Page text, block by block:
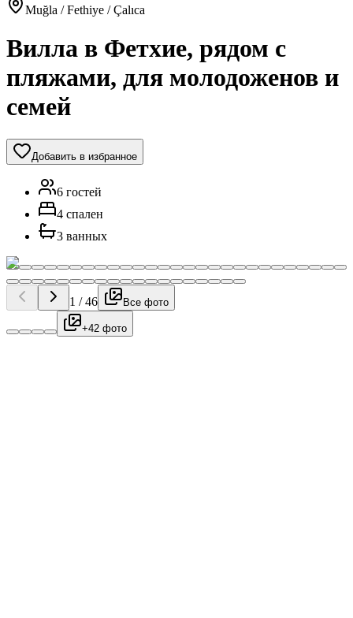
Muğla / Fethiye / Çalıca
Вилла в Фетхие, рядом с
пляжами, для молодоженов и
семей
Добавить в избранное
6 гостей
4 спален
3 ванных
1 /46 Все фото
+42 фото